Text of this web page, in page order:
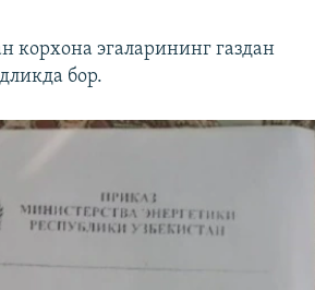
корхона эгаларининг газдан
бор.